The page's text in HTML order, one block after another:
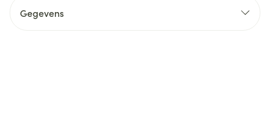
Gegevens